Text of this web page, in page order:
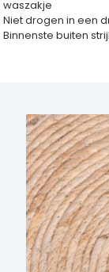
waszakje
Niet drogen in een
Binnenste buiten